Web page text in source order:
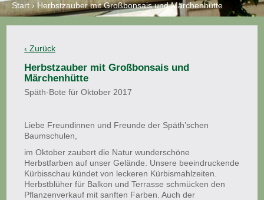
Start ›Herbstzauber mit Großbonsais und Märchenhütte
Herbstzauber mit Großbonsais und
Märchenhütte
Späth-Bote für Oktober 2017
Liebe Freundinnen und Freunde der Späth’schen
Baumschulen,
im Oktober zaubert die Natur wunderschöne
Herbstfarben auf unser Gelände. Unsere beeindruckende
Kürbisschau kündet von leckeren Kürbismahlzeiten.
Herbstblüher für Balkon und Terrasse schmücken den
Pflanzenverkauf mit sanften Farben. Auch der